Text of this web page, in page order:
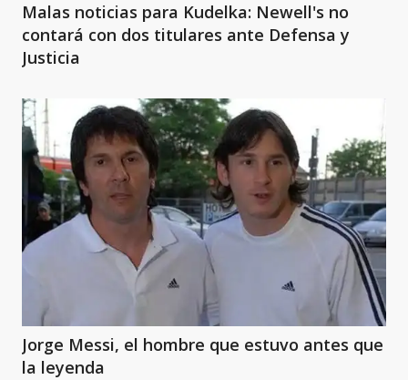
Malas noticias para Kudelka: Newell's no
contará con dos titulares ante Defensa y
Justicia
Jorge Messi, el hombre que estuvo antes que
la leyenda